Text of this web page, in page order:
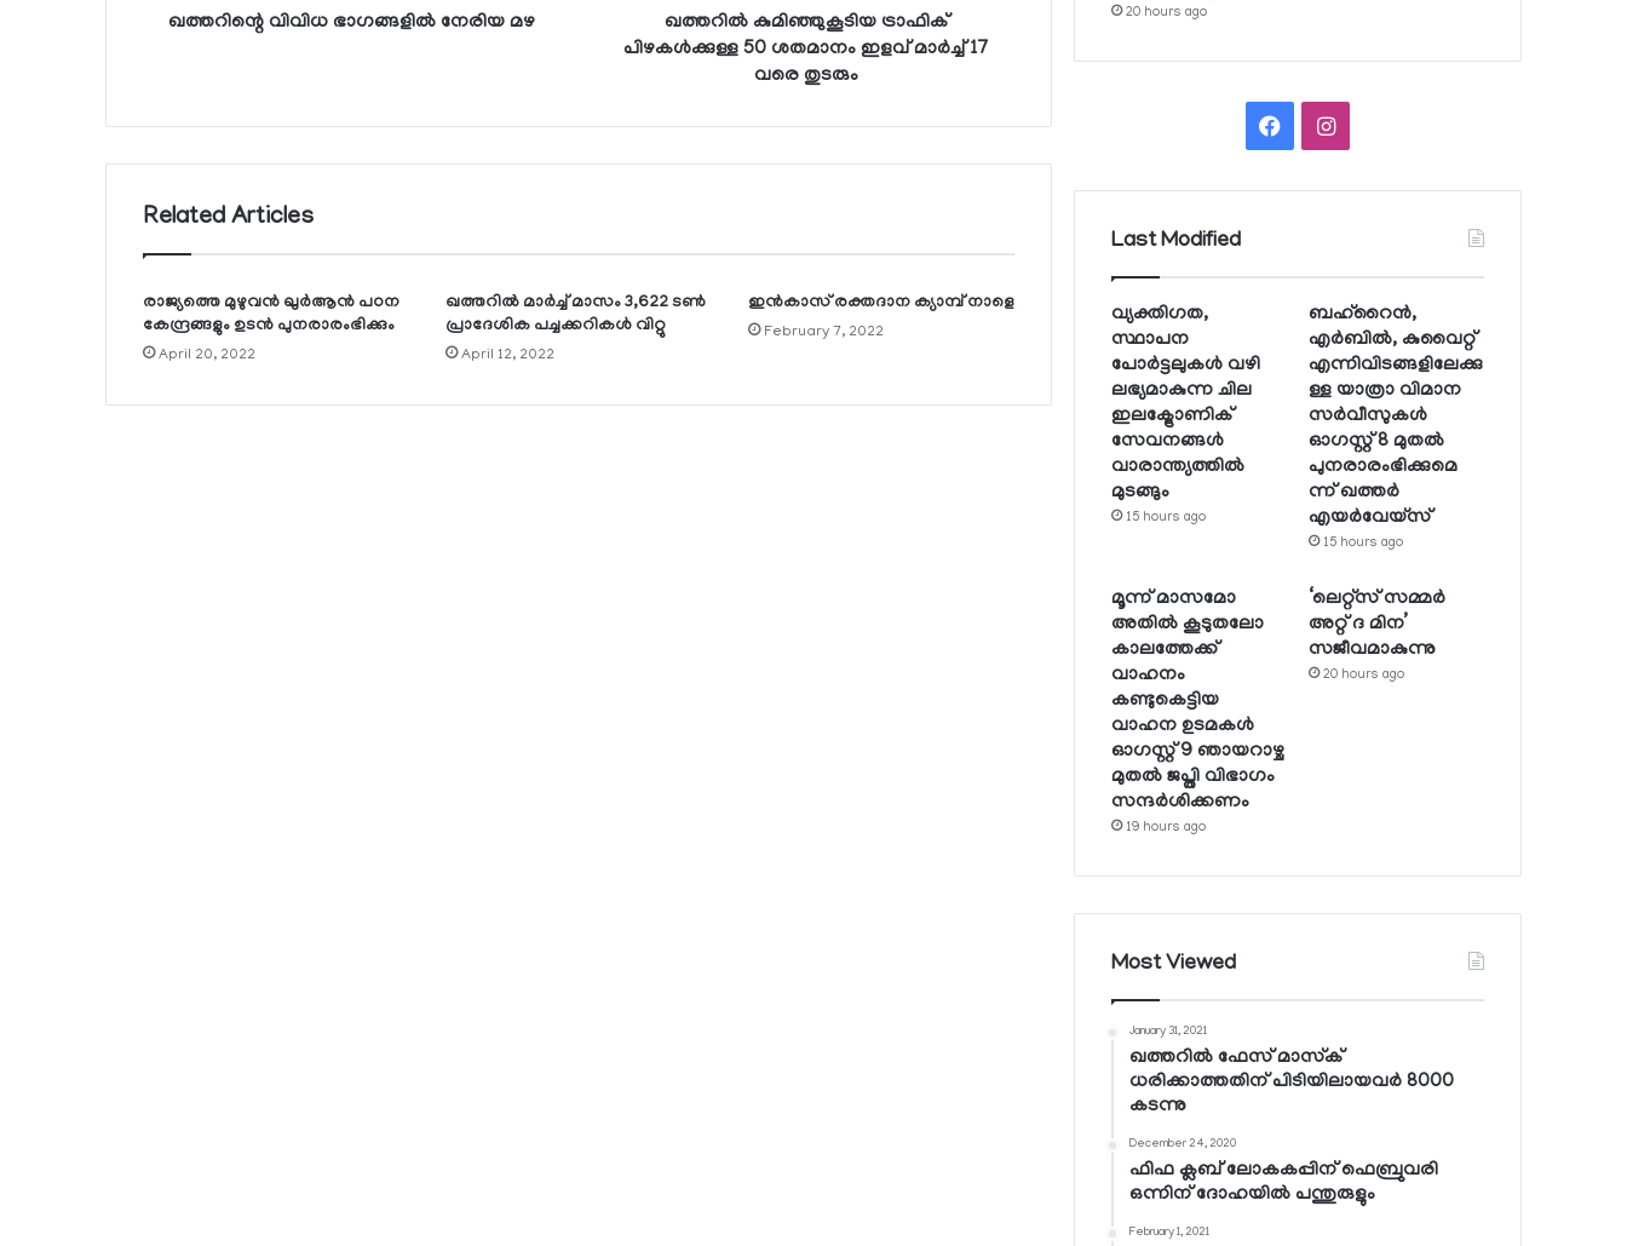
ഖത്തറിന്റെ വിവിധ ഭാഗങ്ങളില്‍ നേരിയ മഴ
ഖത്തറില്‍ കുമിഞ്ഞുകൂടിയ ട്രാഫിക്
പിഴകള്‍ക്കുള്ള 50 ശതമാനം ഇളവ് മാര്‍ച്ച് 17
വരെ തുടരും
Related Articles
രാജ്യത്തെ മുഴുവന്‍ ഖുര്‍ആന്‍ പഠന
കേന്ദ്രങ്ങളും ഉടന്‍ പുനരാരംഭിക്കും
April 20, 2022
ഖത്തറില്‍ മാര്‍ച്ച് മാസം 3,622 ടണ്‍
പ്രാദേശിക പച്ചക്കറികള്‍ വിറ്റു
April 12, 2022
ഇന്‍കാസ് രക്തദാന ക്യാമ്പ് നാളെ
February 7, 2022
20 hours ago
FacebookInstagram
Last Modified
വ്യക്തിഗത,
സ്ഥാപന
പോര്‍ട്ടലുകള്‍ വഴി
ലഭ്യമാകുന്ന ചില
ഇലക്ട്രോണിക്
സേവനങ്ങള്‍
വാരാന്ത്യത്തില്‍
മുടങ്ങും
15 hours ago
ബഹ്റൈന്‍,
എര്‍ബില്‍, കുവൈറ്റ്
എന്നിവിടങ്ങളിലേക്കു
ള്ള യാത്രാ വിമാന
സര്‍വീസുകള്‍
ഓഗസ്റ്റ് 8 മുതല്‍
പുനരാരംഭിക്കുമെ
ന്ന് ഖത്തര്‍
എയര്‍വേയ്സ്
15 hours ago
മൂന്ന് മാസമോ
അതില്‍ കൂടുതലോ
കാലത്തേക്ക്
വാഹനം
കണ്ടുകെട്ടിയ
വാഹന ഉടമകള്‍
ഓഗസ്റ്റ് 9 ഞായറാഴ്ച
മുതല്‍ ജപ്തി വിഭാഗം
സന്ദര്‍ശിക്കണം
19 hours ago
‘ലെറ്റ്‌സ് സമ്മര്‍
അറ്റ് ദ മിന’
സജീവമാകുന്നു
20 hours ago
Most Viewed
January 31, 2021
ഖത്തറില്‍ ഫേസ് മാസ്‌ക്
ധരിക്കാത്തതിന് പിടിയിലായവര്‍ 8000
കടന്നു
December 24, 2020
ഫിഫ ക്ലബ് ലോകകപ്പിന് ഫെബ്രുവരി
ഒന്നിന് ദോഹയില്‍ പന്തുരുളും
February 1, 2021